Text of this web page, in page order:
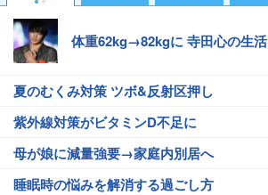
体重62kg→82kgに 寺田心の生活
夏のむくみ対策 ツボ&反射区押し
紫外線対策がビタミンD不足に
母が娘に減量強要→家庭内別居へ
睡眠時の悩みを解消する過ごし方